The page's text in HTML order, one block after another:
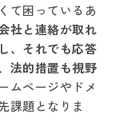
て困っているあ
社と連絡が取れ
、それでも応答
法的措置も視野
ムページやドメ
課題となりま